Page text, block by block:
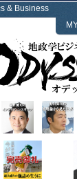
& Business